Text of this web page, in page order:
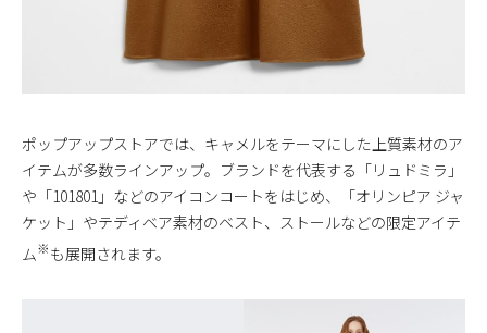
ポップアップストアでは、キャメルをテーマにした上質素材のア
イテムが多数ラインアップ。ブランドを代表する「リュドミラ」
や「101801」などのアイコンコートをはじめ、「オリンピア ジャ
ケット」やテディベア素材のベスト、ストールなどの限定アイテ
ム※も展開されます。